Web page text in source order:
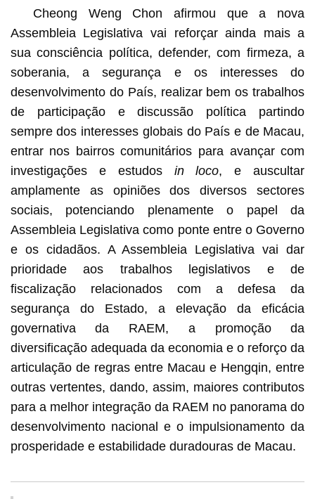
Cheong Weng Chon afirmou que a nova
Assembleia Legislativa vai reforçar ainda mais a
sua consciência política, defender, com firmeza, a
soberania, a segurança e os interesses do
desenvolvimento do País, realizar bem os trabalhos
de participação e discussão política partindo
sempre dos interesses globais do País e de Macau,
entrar nos bairros comunitários para avançar com
investigações e estudosin loco, e auscultar
amplamente as opiniões dos diversos sectores
sociais, potenciando plenamente o papel da
Assembleia Legislativa como ponte entre o Governo
e os cidadãos. A Assembleia Legislativa vai dar
prioridade aos trabalhos legislativos e de
fiscalização relacionados com a defesa da
segurança do Estado, a elevação da eficácia
governativa da RAEM, a promoção da
diversificação adequada da economia e o reforço da
articulação de regras entre Macau e Hengqin, entre
outras vertentes, dando, assim, maiores contributos
para a melhor integração da RAEM no panorama do
desenvolvimento nacional e o impulsionamento da
prosperidade e estabilidade duradouras de Macau.